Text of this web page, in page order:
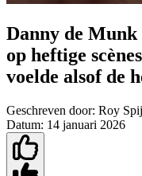
Danny de
op heftige
voelde alsof de
Geschreven door: Roy
Datum: 14 januari 2026